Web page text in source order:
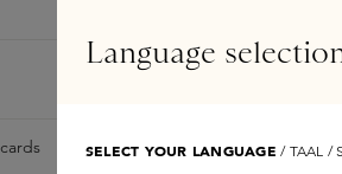
Samples Skins Exclusives
Language
SELECT YOUR LANGUAGE / TAAL /